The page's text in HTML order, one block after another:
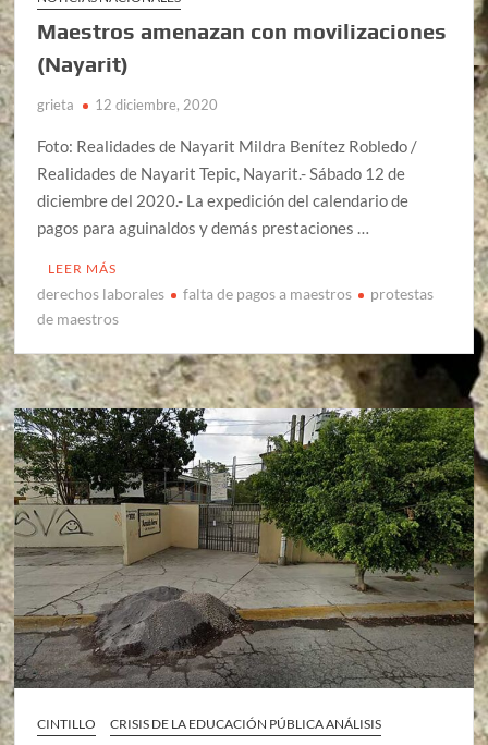
Maestros amenazan con movilizaciones
(Nayarit)
grieta 12 diciembre, 2020
Foto: Realidades de Nayarit Mildra Benítez Robledo /
Realidades de Nayarit Tepic, Nayarit.- Sábado 12 de
diciembre del 2020.- La expedición del calendario de
pagos para aguinaldos y demás prestaciones …
LEER MÁS
derechos laborales falta de pagos a maestros
protestas
de maestros
CINTILLO
CRISIS DE LA EDUCACIÓN PÚBLICA ANÁLISIS